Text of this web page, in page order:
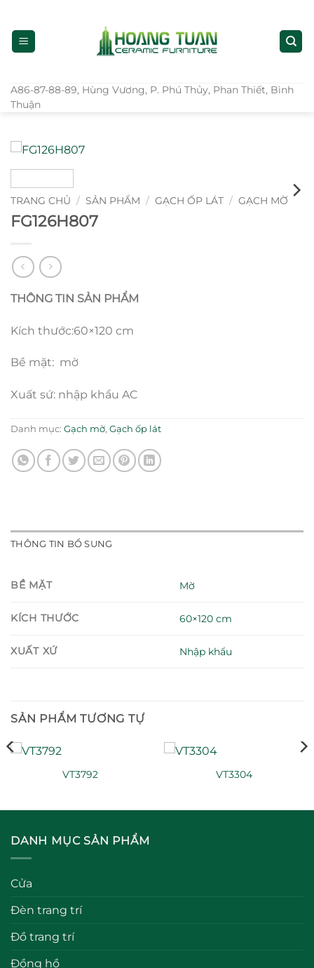
A86-87-88-89, Hùng Vương, P. Phú Thủy, Phan Thiết, Bình
Thuận
TRANG CHỦ / SẢN PHẨM / GẠCH ỐP LÁT / GẠCH MỜ
FG126H807
THÔNG TIN SẢN PHẨM
Kích thước:60×120 cm
Bề mặt: mờ
Xuất sứ: nhập khẩu AC
Danh mục: Gạch mờ, Gạch ốp lát
THÔNG TIN BỔ SUNG
BỀ MẶT Mờ
KÍCH THƯỚC 60×120 cm
XUẤT XỨ Nhập khẩu
SẢN PHẨM TƯƠNG TỰ
VT3792 VT3304
DANH MỤC SẢN PHẨM
Cửa
Đèn trang trí
Đồ trang trí
Đồng hồ